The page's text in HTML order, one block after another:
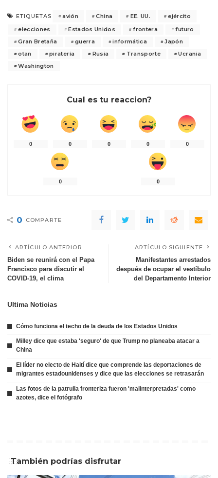
ETIQUETAS avión China EE. UU.
ejército
elecciones
Estados Unidos frontera
futuro
Gran Bretaña
guerra informática
Japón
otan
piratería Rusia Transporte
Ucrania
Washington
Cual es tu reaccion?
0 0 0 0 0
0 0
0 COMPARTE
ARTÍCULO ANTERIOR
Biden se reunirá con el Papa
Francisco para discutir el
COVID-19, el clima
ARTÍCULO SIGUIENTE
Manifestantes arrestados
después de ocupar el vestíbulo
del Departamento Interior
Ultima Noticias
Cómo funciona el techo de la deuda de los Estados Unidos
Milley dice que estaba 'seguro' de que Trump no planeaba atacar a
China
El líder no electo de Haití dice que comprende las deportaciones de
migrantes estadounidenses y dice que las elecciones se retrasarán
Las fotos de la patrulla fronteriza fueron 'malinterpretadas' como
azotes, dice el fotógrafo
También podrías disfrutar